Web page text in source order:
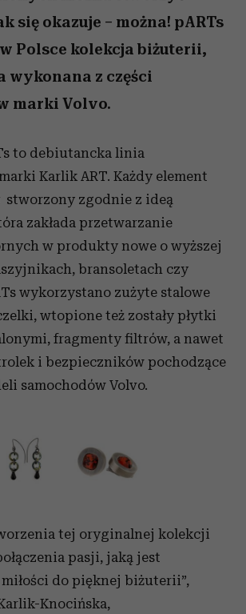
się okazuje – można! pARTs
Polsce kolekcja biżuterii,
wykonana z części
marki Volvo.
to debiutancka linia
Karlik ART. Każdy element
stworzony zgodnie z ideą
zakłada przetwarzanie
w produkty nowe o wyższej
bransoletach czy
wykorzystano zużyte stalowe
wtopione też zostały płytki
fragmenty filtrów, a nawet
i bezpieczników pochodzące
samochodów Volvo.
tej oryginalnej kolekcji
pasji, jaką jest
do pięknej biżuterii”,
Knocińska,